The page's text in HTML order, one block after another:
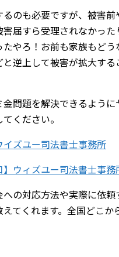
るのも必要ですが、被害
届すら受理されなかった
やろ！お前も家族もどう
逆上して被害が拡大する
問題を解決できるように
ください。
ズユー司法書士事務所
】ウィズユー司法書士事務
の対応方法や実際に依頼
てくれます。全国どこか